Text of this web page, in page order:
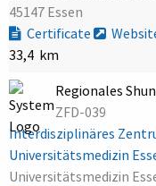
45147 Essen
Certificate
33,4 km
Regionales
ZFD-039
Interdisziplinäres
Universitätsmedizin
Universitätsmedizin